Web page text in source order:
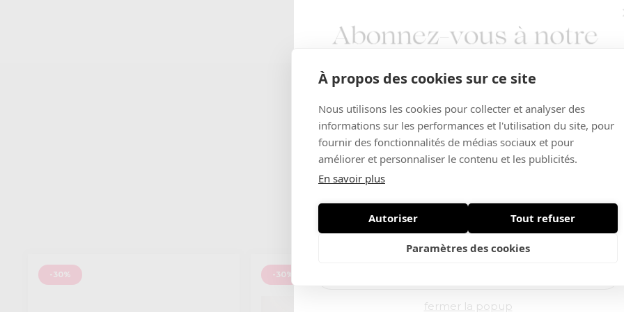
À propos des cookies sur ce site
Nous utilisons les cookies pour collecter et analyser des
informations sur les performances et l'utilisation du site, pour
fournir des fonctionnalités de médias sociaux et pour
améliorer et personnaliser le contenu et les publicités.
En savoir plus
Autoriser Tout refuser
Paramètres des cookies
Vous aimerez aussi ...
-30% -30%
Nouveautés • Offres exclusives
fermer la popup